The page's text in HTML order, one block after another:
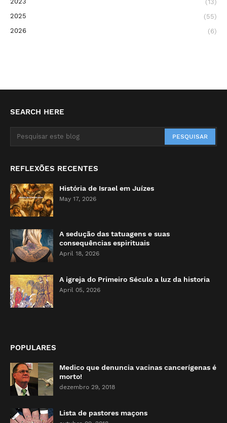
(13)
2025
(55)
2026
(6)
SEARCH HERE
REFLEXÕES RECENTES
História de Israel em Juízes
May 17, 2026
A sedução das tatuagens e suas
consequências espirituais
April 18, 2026
A igreja do Primeiro Século a luz da historia
April 05, 2026
POPULARES
Medico que denuncia vacinas cancerígenas é
morto!
dezembro 29, 2018
Lista de pastores maçons